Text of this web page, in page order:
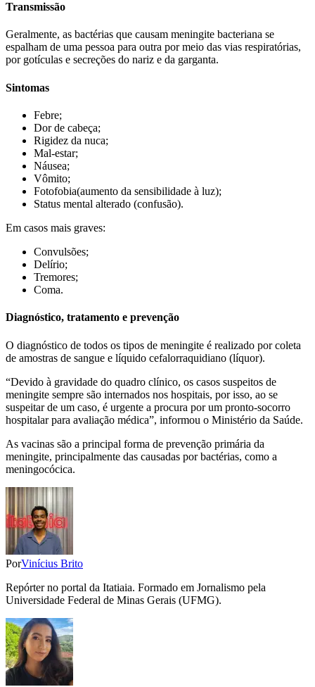
Transmissão
Geralmente, as bactérias que causam meningite bacteriana se
espalham de uma pessoa para outra por meio das vias respiratórias,
por gotículas e secreções do nariz e da garganta.
Sintomas
Febre;
Dor de cabeça;
Rigidez da nuca;
Mal-estar;
Náusea;
Vômito;
Fotofobia(aumento da sensibilidade à luz);
Status mental alterado (confusão).
Em casos mais graves:
Convulsões;
Delírio;
Tremores;
Coma.
Diagnóstico, tratamento e prevenção
O diagnóstico de todos os tipos de meningite é realizado por coleta
de amostras de sangue e líquido cefalorraquidiano (líquor).
“Devido à gravidade do quadro clínico, os casos suspeitos de
meningite sempre são internados nos hospitais, por isso, ao se
suspeitar de um caso, é urgente a procura por um pronto-socorro
hospitalar para avaliação médica”, informou o Ministério da Saúde.
As vacinas são a principal forma de prevenção primária da
meningite, principalmente das causadas por bactérias, como a
meningocócica.
PorVinícius Brito
Repórter no portal da Itatiaia. Formado em Jornalismo pela
Universidade Federal de Minas Gerais (UFMG).